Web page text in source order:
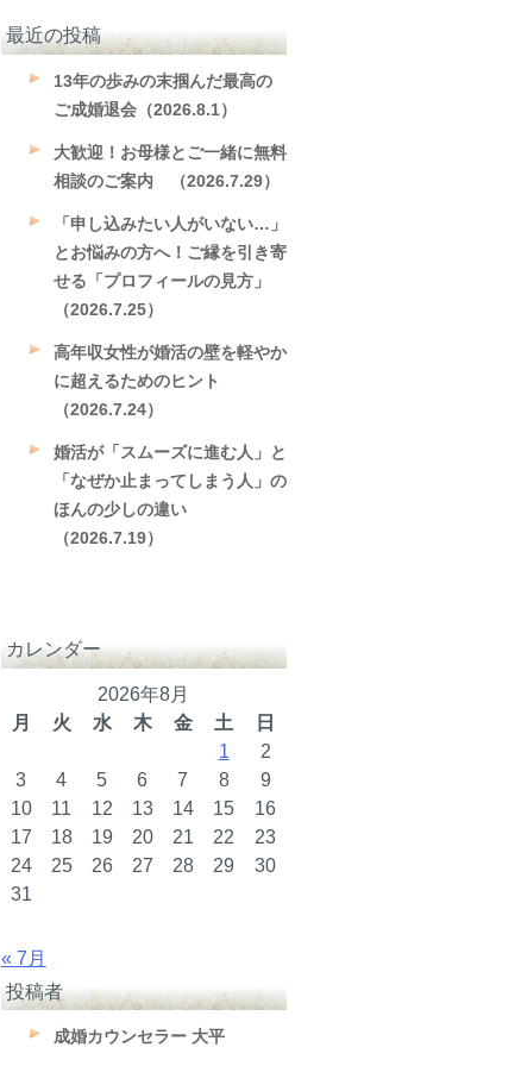
最近の投稿
13年の歩みの末掴んだ最高の
ご成婚退会（2026.8.1）
大歓迎！お母様とご一緒に無料
相談のご案内 （2026.7.29）
「申し込みたい人がいない…」
とお悩みの方へ！ご縁を引き寄
せる「プロフィールの見方」
（2026.7.25）
高年収女性が婚活の壁を軽やか
に超えるためのヒント
（2026.7.24）
婚活が「スムーズに進む人」と
「なぜか止まってしまう人」の
ほんの少しの違い
（2026.7.19）
カレンダー
2026年8月
月
火 水 木 金 土
日
1
2
3
4 5 6 7 8
9
10
11 12 13 14 15
16
17
18 19 20 21 22
23
24
25 26 27 28 29
30
31
« 7月
投稿者
成婚カウンセラー 大平